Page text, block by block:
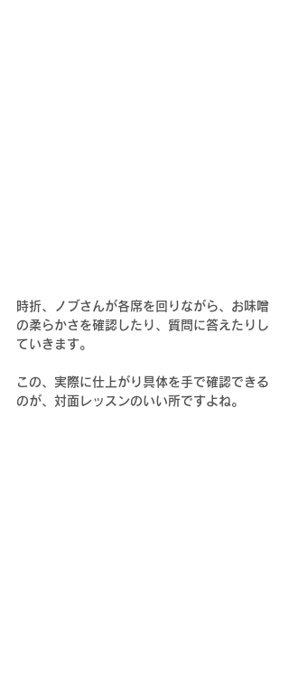
時折、ノブさんが各席を回りながら、お味噌
の柔らかさを確認したり、質問に答えたりし
ていきます。
この、実際に仕上がり具体を手で確認できる
のが、対面レッスンのいい所ですよね。